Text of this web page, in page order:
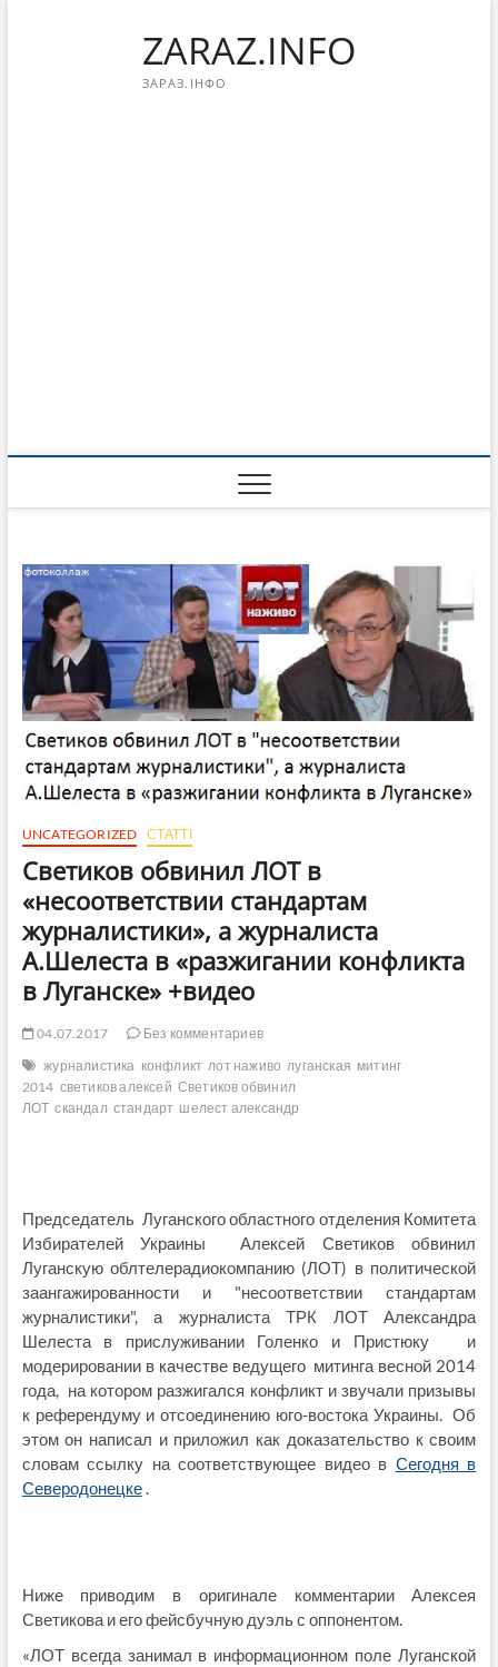
ZARAZ.INFO
ЗАРАЗ.ІНФО
UNCATEGORIZED СТАТТІ
Светиков обвинил ЛОТ в
«несоответствии стандартам
журналистики», а журналиста
А.Шелеста в «разжигании конфликта
в Луганске» +видео
04.07.2017
Без комментариев
журналистика конфликт лот наживо луганская митинг
2014 светиков алексей Светиков обвинил
ЛОТ скандал стандарт шелест александр
Председатель Луганского областного отделения Комитета
Избирателей Украины Алексей Светиков обвинил
Луганскую облтелерадиокомпанию (ЛОТ) в политической
заангажированности и "несоответствии стандартам
журналистики", а журналиста ТРК ЛОТ Александра
Шелеста в прислуживании Голенко и Пристюку и
модерировании в качестве ведущего митинга весной 2014
года, на котором разжигался конфликт и звучали призывы
к референдуму и отсоединению юго-востока Украины. Об
этом он написал и приложил как доказательство к своим
словам ссылку на соответствующее видео в Сегодня в
Северодонецке.
Ниже приводим в оригинале комментарии Алексея
Светикова и его фейсбучную дуэль с оппонентом.
«ЛОТ всегда занимал в информационном поле Луганской